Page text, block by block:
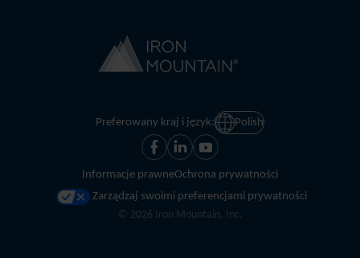
Preferowany kraj i język: Polish
Informacje prawneOchrona prywatności
Zarządzaj swoimi preferencjami prywatności
© 2026 Iron Mountain, Inc.